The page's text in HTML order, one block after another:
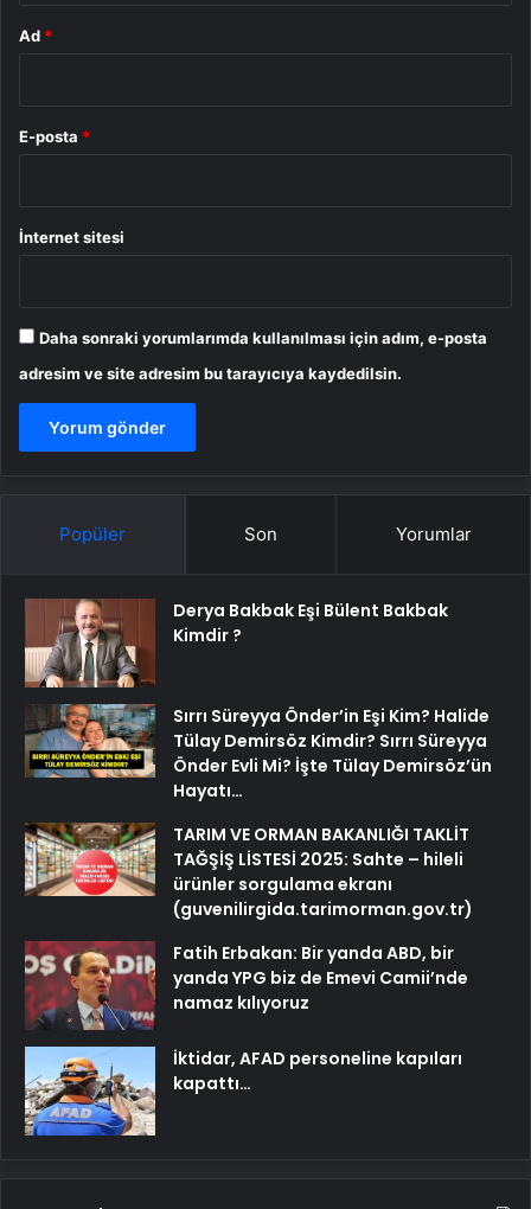
Ad *
E-posta *
İnternet sitesi
Daha sonraki yorumlarımda kullanılması için adım, e-posta
adresim ve site adresim bu tarayıcıya kaydedilsin.
Popüler Son Yorumlar
Derya Bakbak Eşi Bülent Bakbak
Kimdir ?
Sırrı Süreyya Önder’in Eşi Kim? Halide
Tülay Demirsöz Kimdir? Sırrı Süreyya
Önder Evli Mi? İşte Tülay Demirsöz’ün
Hayatı…
TARIM VE ORMAN BAKANLIĞI TAKLİT
TAĞŞİŞ LİSTESİ 2025: Sahte – hileli
ürünler sorgulama ekranı
(guvenilirgida.tarimorman.gov.tr)
Fatih Erbakan: Bir yanda ABD, bir
yanda YPG biz de Emevi Camii’nde
namaz kılıyoruz
İktidar, AFAD personeline kapıları
kapattı…